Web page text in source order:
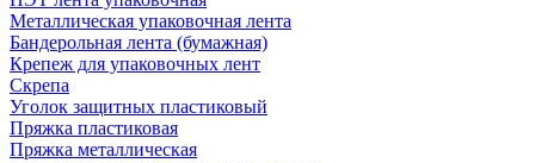
Металлическая упаковочная лента
Бандерольная лента (бумажная)
Крепеж для упаковочных лент
Скрепа
Уголок защитных пластиковый
Пряжка пластиковая
Пряжка металлическая